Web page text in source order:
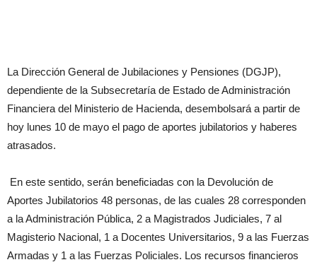
La Dirección General de Jubilaciones y Pensiones (DGJP),
dependiente de la Subsecretaría de Estado de Administración
Financiera del Ministerio de Hacienda, desembolsará a partir de
hoy lunes 10 de mayo el pago de aportes jubilatorios y haberes
atrasados.
En este sentido, serán beneficiadas con la Devolución de
Aportes Jubilatorios 48 personas, de las cuales 28 corresponden
a la Administración Pública, 2 a Magistrados Judiciales, 7 al
Magisterio Nacional, 1 a Docentes Universitarios, 9 a las Fuerzas
Armadas y 1 a las Fuerzas Policiales. Los recursos financieros